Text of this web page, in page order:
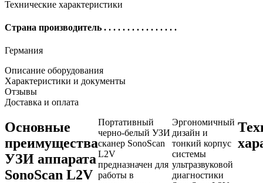
Технические характеристики
Страна производитель . . . . . . . . . . . . . . . .
Германия
Описание оборудования
Характеристики и документы
Отзывы
Доставка и оплата
Основные
преимущества
УЗИ аппарата
SonoScan L2V
Портативный
черно-белый УЗИ
сканер SonoScan
L2V
предназначен для
работы в
Эргономичный
дизайн и
тонкий корпус
системы
ультразвуковой
диагностики